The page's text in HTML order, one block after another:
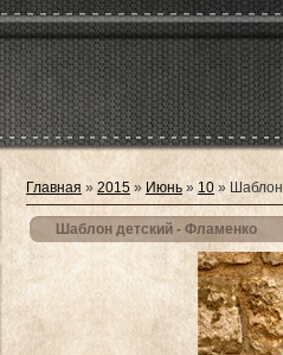
Главная » 2015 » Июнь » 10 » Шаблон
Шаблон детский - Фламенко